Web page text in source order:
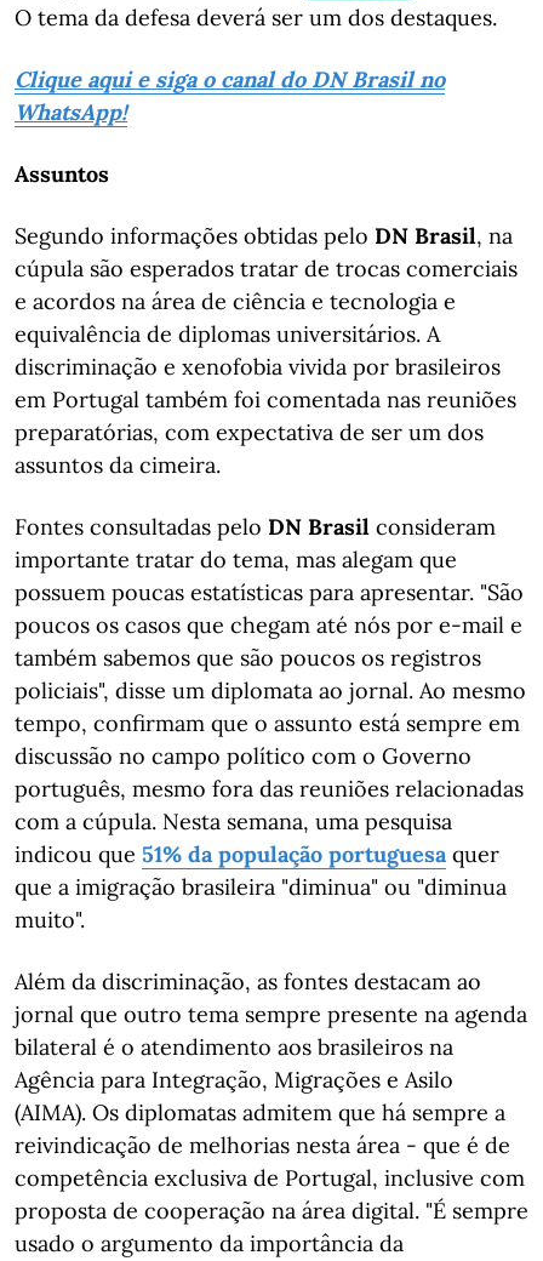
O tema da defesa deverá ser um dos destaques.
Clique aqui e siga o canal do DN Brasil no
WhatsApp!
Assuntos
Segundo informações obtidas pelo DN Brasil, na
cúpula são esperados tratar de trocas comerciais
e acordos na área de ciência e tecnologia e
equivalência de diplomas universitários. A
discriminação e xenofobia vivida por brasileiros
em Portugal também foi comentada nas reuniões
preparatórias, com expectativa de ser um dos
assuntos da cimeira.
Fontes consultadas pelo DN Brasil consideram
importante tratar do tema, mas alegam que
possuem poucas estatísticas para apresentar. "São
poucos os casos que chegam até nós por e-mail e
também sabemos que são poucos os registros
policiais", disse um diplomata ao jornal. Ao mesmo
tempo, confirmam que o assunto está sempre em
discussão no campo político com o Governo
português, mesmo fora das reuniões relacionadas
com a cúpula. Nesta semana, uma pesquisa
indicou que 51% da população portuguesaquer
que a imigração brasileira "diminua" ou "diminua
muito".
Além da discriminação, as fontes destacam ao
jornal que outro tema sempre presente na agenda
bilateral é o atendimento aos brasileiros na
Agência para Integração, Migrações e Asilo
(AIMA). Os diplomatas admitem que há sempre a
reivindicação de melhorias nesta área - que é de
competência exclusiva de Portugal, inclusive com
proposta de cooperação na área digital. "É sempre
usado o argumento da importância da